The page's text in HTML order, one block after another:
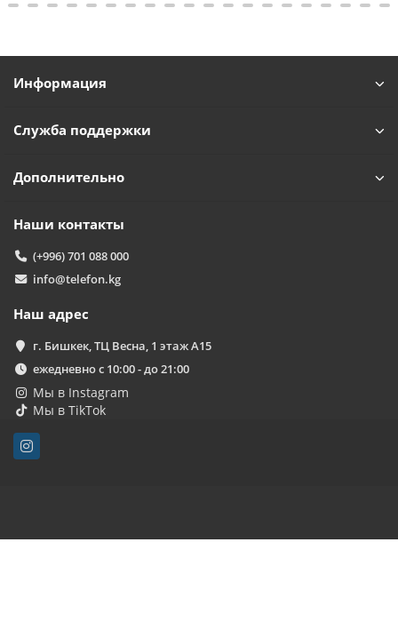
Информация
Служба поддержки
Дополнительно
Наши контакты
(+996) 701 088 000
info@telefon.kg
Наш адрес
г. Бишкек, ТЦ Весна, 1 этаж А15
ежедневно с 10:00 - до 21:00
Мы в Instagram
Мы в TikTok